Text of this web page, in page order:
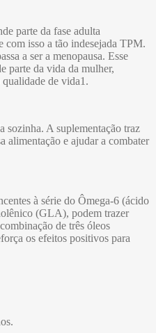
parte da fase adulta
com isso a tão indesejada TPM.
a ser a menopausa. Esse
parte da vida da mulher,
qualidade de vida1.
sozinha. A suplementação traz
alimentação e ajudar a combater
à série do Ômega-6 (ácido
(GLA), podem trazer
de três óleos
os efeitos positivos para